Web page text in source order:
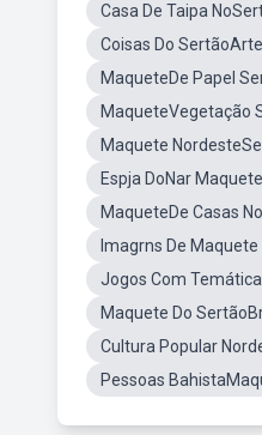
Casa De Taipa
Coisas Do
MaqueteDe Papel
MaqueteVegetação
Maquete
Espja DoNar Maquete
MaqueteDe Casas
Imagrns De
Jogos Com
Maquete Do
Cultura Popular
Pessoas